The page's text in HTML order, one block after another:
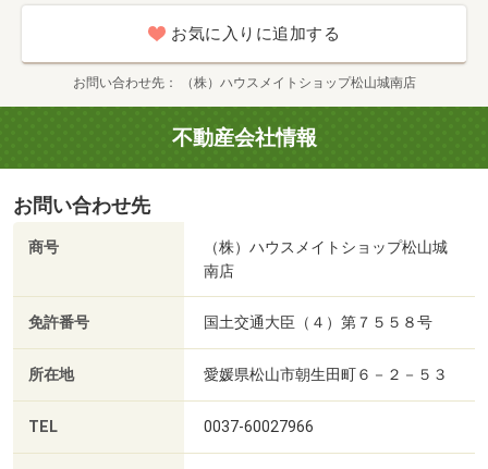
お気に入りに追加する
お問い合わせ先 （株）ハウスメイトショップ松山城南店
不動産会社情報
お問い合わせ先
商号
（株）ハウスメイトショップ松山城
南店
免許番号 国土交通大臣（４）第７５５８号
所在地 愛媛県松山市朝生田町６－２－５３
TEL 0037-60027966